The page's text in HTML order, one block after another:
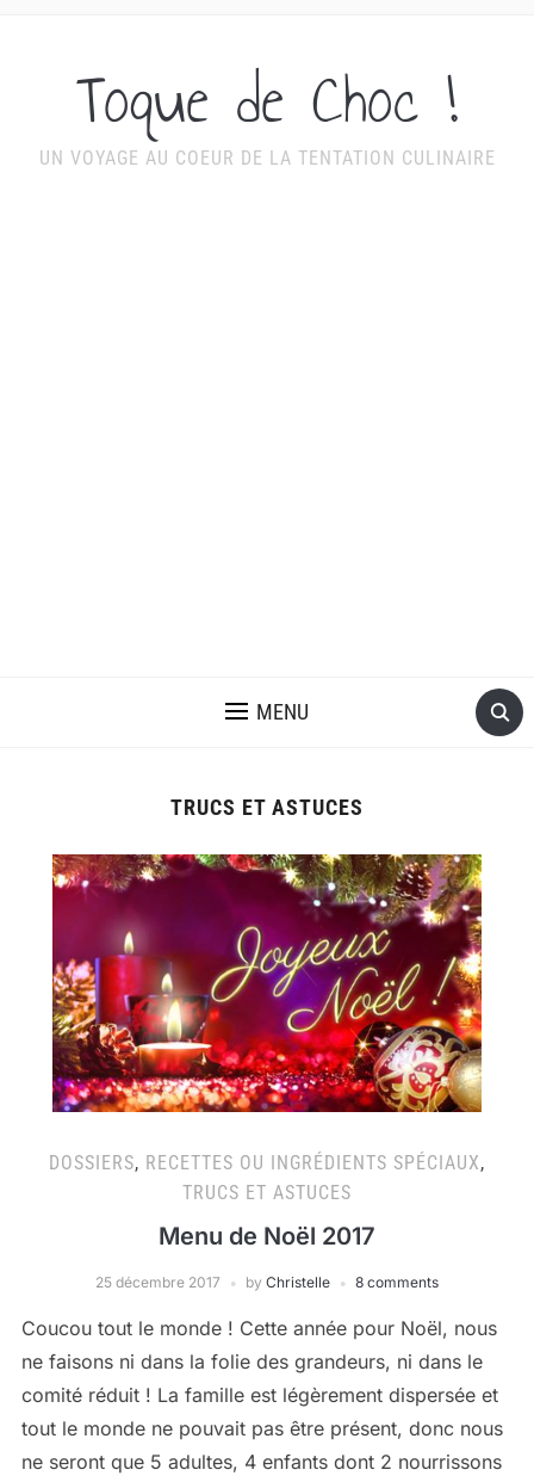
Toque de Choc !
UN VOYAGE AU COEUR DE LA TENTATION CULINAIRE
MENU
TRUCS ET ASTUCES
DOSSIERS, RECETTES OU INGRÉDIENTS SPÉCIAUX,
TRUCS ET ASTUCES
Menu de Noël 2017
25 décembre 2017 by Christelle 8 comments
Coucou tout le monde ! Cette année pour Noël, nous
ne faisons ni dans la folie des grandeurs, ni dans le
comité réduit ! La famille est légèrement dispersée et
tout le monde ne pouvait pas être présent, donc nous
ne seront que 5 adultes, 4 enfants dont 2 nourrissons